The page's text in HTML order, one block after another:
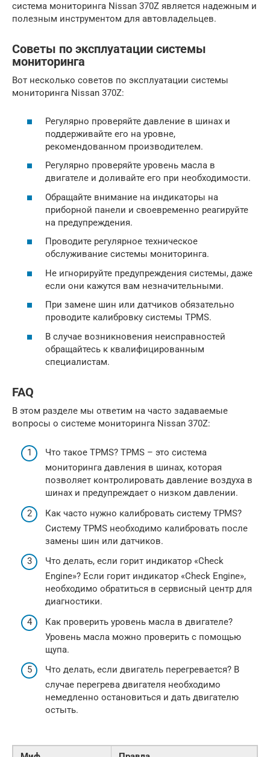
система мониторинга Nissan 370Z является надежным и
полезным инструментом для автовладельцев.
Советы по эксплуатации системы
мониторинга
Вот несколько советов по эксплуатации системы
мониторинга Nissan 370Z:
Регулярно проверяйте давление в шинах и
поддерживайте его на уровне,
рекомендованном производителем.
Регулярно проверяйте уровень масла в
двигателе и доливайте его при необходимости.
Обращайте внимание на индикаторы на
приборной панели и своевременно реагируйте
на предупреждения.
Проводите регулярное техническое
обслуживание системы мониторинга.
Не игнорируйте предупреждения системы, даже
если они кажутся вам незначительными.
При замене шин или датчиков обязательно
проводите калибровку системы TPMS.
В случае возникновения неисправностей
обращайтесь к квалифицированным
специалистам.
FAQ
В этом разделе мы ответим на часто задаваемые
вопросы о системе мониторинга Nissan 370Z:
Что такое TPMS? TPMS – это система
мониторинга давления в шинах, которая
позволяет контролировать давление воздуха в
шинах и предупреждает о низком давлении.
Как часто нужно калибровать систему TPMS?
Систему TPMS необходимо калибровать после
замены шин или датчиков.
Что делать, если горит индикатор «Check
Engine»? Если горит индикатор «Check Engine»,
необходимо обратиться в сервисный центр для
диагностики.
Как проверить уровень масла в двигателе?
Уровень масла можно проверить с помощью
щупа.
Что делать, если двигатель перегревается? В
случае перегрева двигателя необходимо
немедленно остановиться и дать двигателю
остыть.